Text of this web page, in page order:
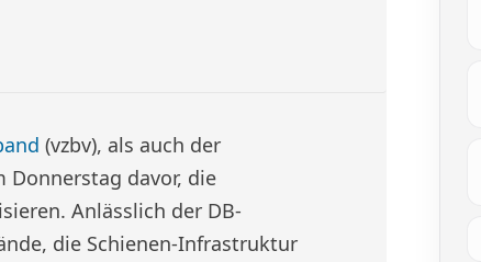
(vzbv), als auch der
Donnerstag davor, die
Anlässlich der DB-
die Schienen-Infrastruktur